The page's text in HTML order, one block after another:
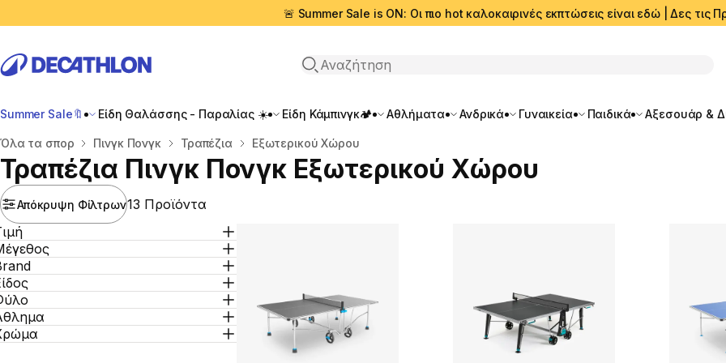
🚨 Summer Sale is ON: Οι πιο hot καλοκαιρινές εκπτώσεις είναι εδώ | Δες τις
Αναζήτηση
Summer Sale🔖 Είδη Θαλάσσης - Παραλίας ☀️ Είδη Κάμπινγκ🏕️ Αθλήματα Ανδρικά Γυναικεία Παιδικά Αξεσουάρ &
Αρχική σελίδα
Όλα τα σπορ Πινγκ Πονγκ Τραπέζια Εξωτερικού Χώρου
Τραπέζια Πινγκ Πονγκ Εξωτερικού Χώρου
Απόκρυψη Φίλτρων13 Προϊόντα